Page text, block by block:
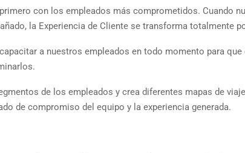
con los empleados más comprometidos. Cuando
la Experiencia de Cliente se transforma totalmente
a nuestros empleados en todo momento para que
de los empleados y crea diferentes mapas de
de compromiso del equipo y la experiencia generada.